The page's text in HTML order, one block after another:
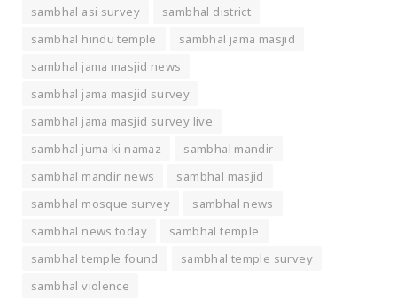
sambhal asi survey
sambhal district
sambhal hindu temple
sambhal jama masjid
sambhal jama masjid news
sambhal jama masjid survey
sambhal jama masjid survey live
sambhal juma ki namaz
sambhal mandir
sambhal mandir news
sambhal masjid
sambhal mosque survey
sambhal news
sambhal news today
sambhal temple
sambhal temple found
sambhal temple survey
sambhal violence